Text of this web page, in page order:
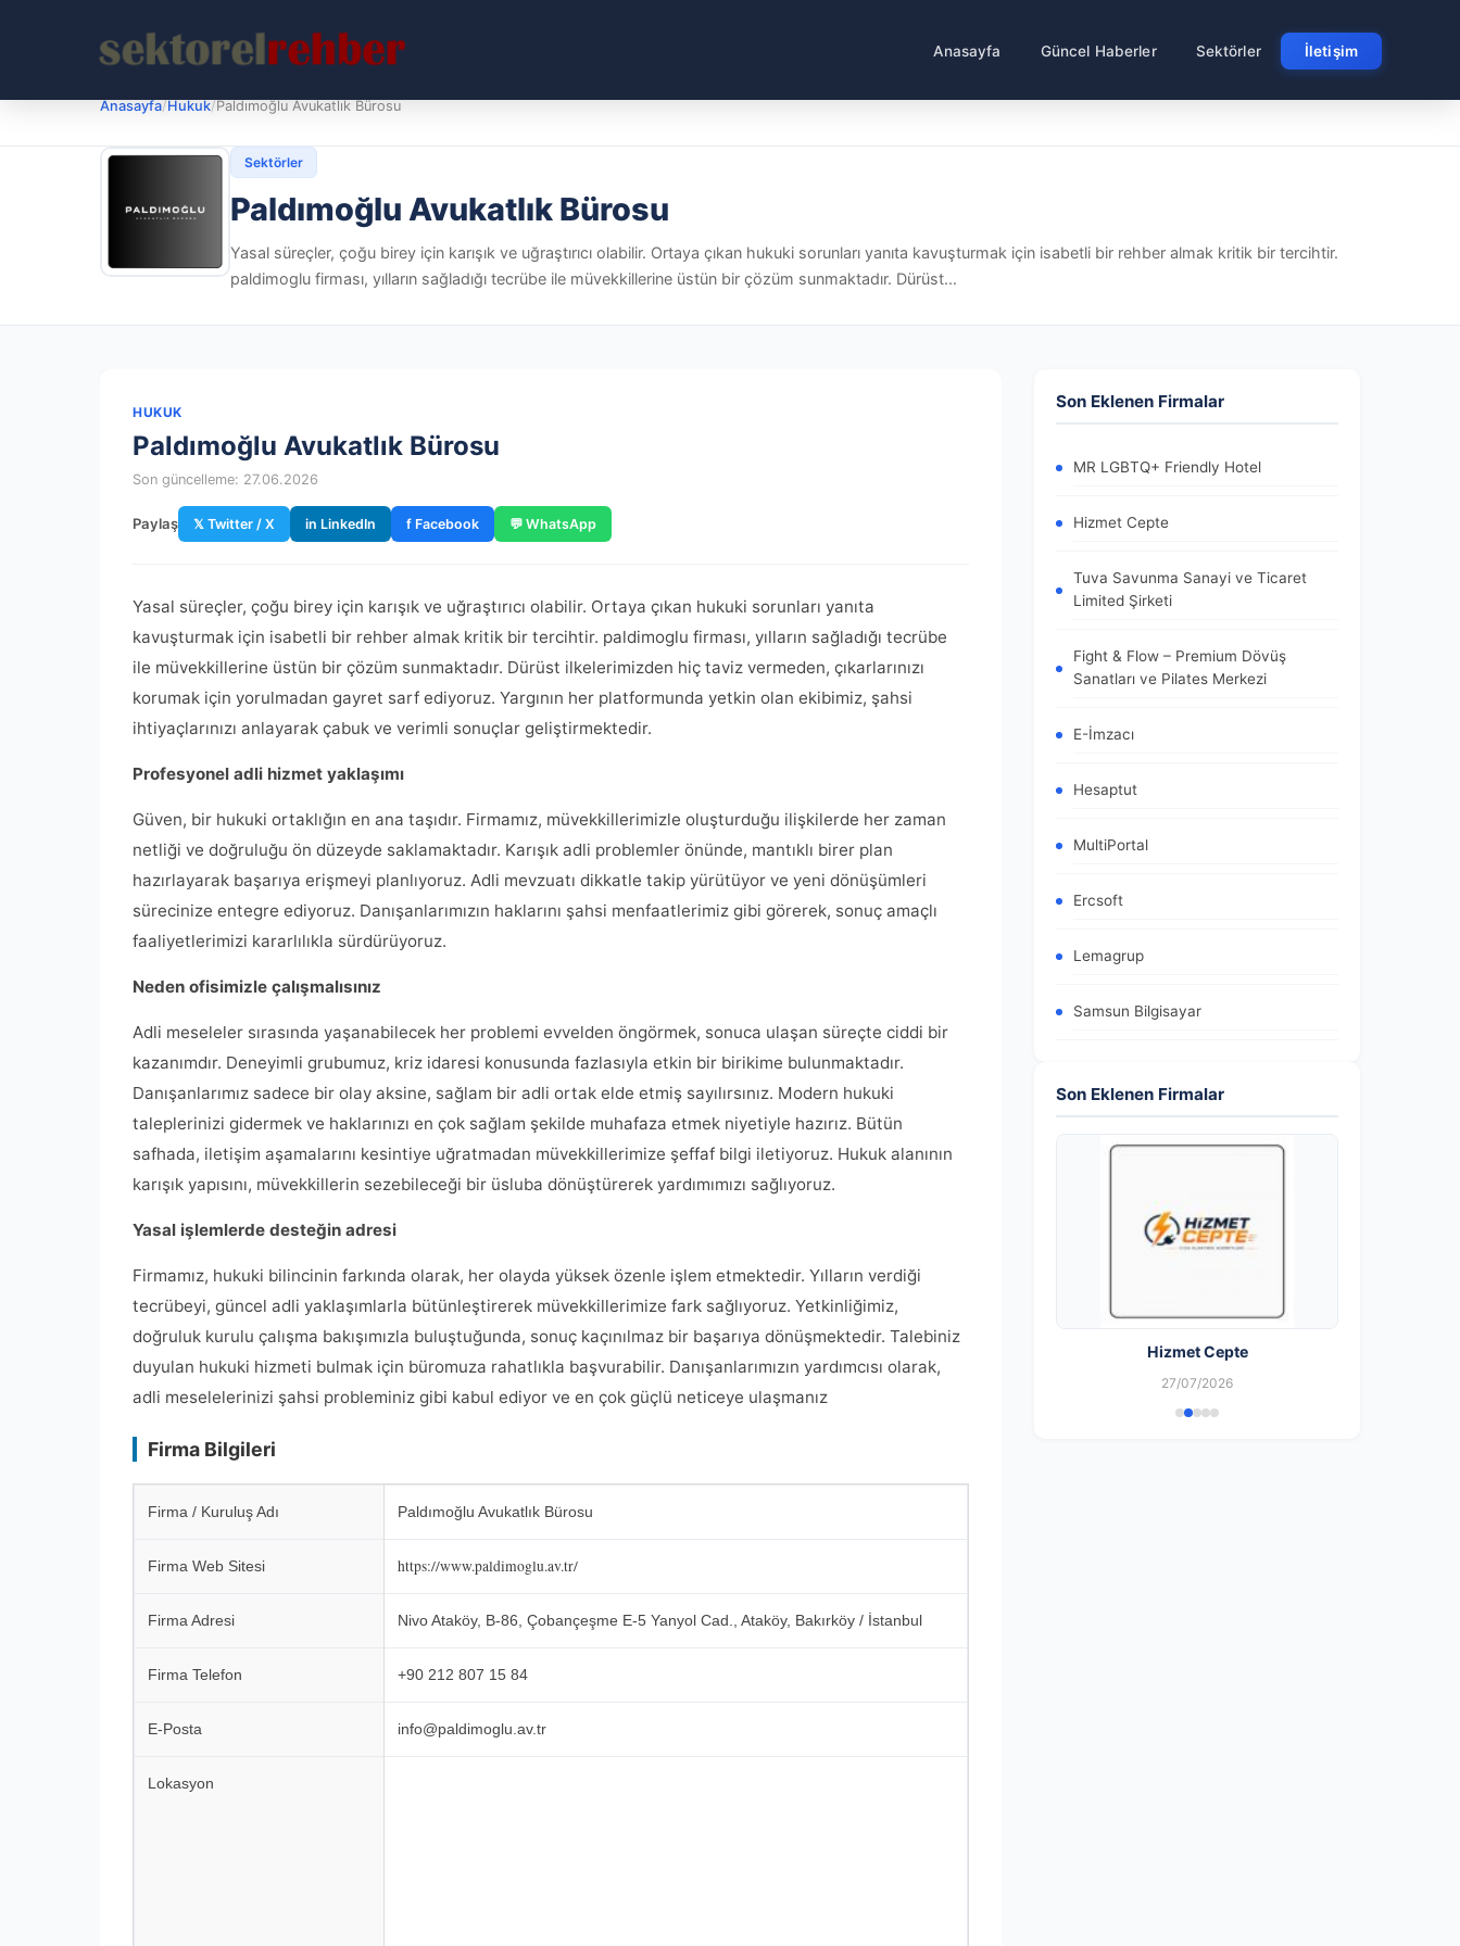
Anasayfa Güncel Haberler Sektörler İletişim
Anasayfa/Hukuk/Paldımoğlu Avukatlık Bürosu
Sektörler
Paldımoğlu Avukatlık Bürosu
Yasal süreçler, çoğu birey için karışık ve uğraştırıcı olabilir. Ortaya çıkan hukuki sorunları yanıta kavuşturmak için isabetli bir rehber almak kritik bir tercihtir.
paldimoglu firması, yılların sağladığı tecrübe ile müvekkillerine üstün bir çözüm sunmaktadır. Dürüst...
HUKUK
Paldımoğlu Avukatlık Bürosu
Son güncelleme: 27.06.2026
Paylaş 𝕏 Twitter / X in LinkedIn f Facebook 💬 WhatsApp
Yasal süreçler, çoğu birey için karışık ve uğraştırıcı olabilir. Ortaya çıkan hukuki sorunları yanıta
kavuşturmak için isabetli bir rehber almak kritik bir tercihtir. paldimoglu firması, yılların sağladığı tecrübe
ile müvekkillerine üstün bir çözüm sunmaktadır. Dürüst ilkelerimizden hiç taviz vermeden, çıkarlarınızı
korumak için yorulmadan gayret sarf ediyoruz. Yargının her platformunda yetkin olan ekibimiz, şahsi
ihtiyaçlarınızı anlayarak çabuk ve verimli sonuçlar geliştirmektedir.
Profesyonel adli hizmet yaklaşımı
Güven, bir hukuki ortaklığın en ana taşıdır. Firmamız, müvekkillerimizle oluşturduğu ilişkilerde her zaman
netliği ve doğruluğu ön düzeyde saklamaktadır. Karışık adli problemler önünde, mantıklı birer plan
hazırlayarak başarıya erişmeyi planlıyoruz. Adli mevzuatı dikkatle takip yürütüyor ve yeni dönüşümleri
sürecinize entegre ediyoruz. Danışanlarımızın haklarını şahsi menfaatlerimiz gibi görerek, sonuç amaçlı
faaliyetlerimizi kararlılıkla sürdürüyoruz.
Neden ofisimizle çalışmalısınız
Adli meseleler sırasında yaşanabilecek her problemi evvelden öngörmek, sonuca ulaşan süreçte ciddi bir
kazanımdır. Deneyimli grubumuz, kriz idaresi konusunda fazlasıyla etkin bir birikime bulunmaktadır.
Danışanlarımız sadece bir olay aksine, sağlam bir adli ortak elde etmiş sayılırsınız. Modern hukuki
taleplerinizi gidermek ve haklarınızı en çok sağlam şekilde muhafaza etmek niyetiyle hazırız. Bütün
safhada, iletişim aşamalarını kesintiye uğratmadan müvekkillerimize şeffaf bilgi iletiyoruz. Hukuk alanının
karışık yapısını, müvekkillerin sezebileceği bir üsluba dönüştürerek yardımımızı sağlıyoruz.
Yasal işlemlerde desteğin adresi
Firmamız, hukuki bilincinin farkında olarak, her olayda yüksek özenle işlem etmektedir. Yılların verdiği
tecrübeyi, güncel adli yaklaşımlarla bütünleştirerek müvekkillerimize fark sağlıyoruz. Yetkinliğimiz,
doğruluk kurulu çalışma bakışımızla buluştuğunda, sonuç kaçınılmaz bir başarıya dönüşmektedir. Talebiniz
duyulan hukuki hizmeti bulmak için büromuza rahatlıkla başvurabilir. Danışanlarımızın yardımcısı olarak,
adli meselelerinizi şahsi probleminiz gibi kabul ediyor ve en çok güçlü neticeye ulaşmanız
Firma Bilgileri
Firma / Kuruluş Adı Paldımoğlu Avukatlık Bürosu
Firma Web Sitesi https://www.paldimoglu.av.tr/
Firma Adresi Nivo Ataköy, B-86, Çobançeşme E-5 Yanyol Cad., Ataköy, Bakırköy / İstanbul
Firma Telefon +90 212 807 15 84
E-Posta info@paldimoglu.av.tr
Lokasyon
Son Eklenen Firmalar
MR LGBTQ+ Friendly Hotel
Hizmet Cepte
Tuva Savunma Sanayi ve Ticaret
Limited Şirketi
Fight & Flow – Premium Dövüş
Sanatları ve Pilates Merkezi
E-İmzacı
Hesaptut
MultiPortal
Ercsoft
Lemagrup
Samsun Bilgisayar
Son Eklenen Firmalar
Hizmet Cepte
27/07/2026